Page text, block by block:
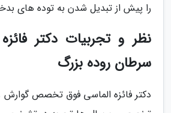
را پیش از تبدیل شدن به توده های
نظر و تجربیات دکتر فائزه
سرطان روده بزرگ
دکتر فائزه الماسی فوق تخصص گوارش